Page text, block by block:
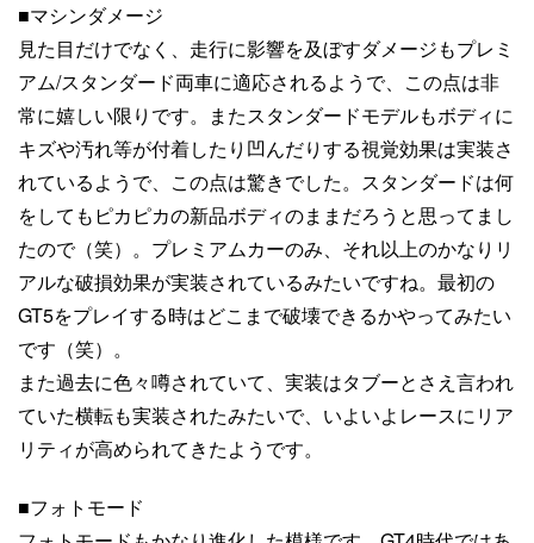
■マシンダメージ
見た目だけでなく、走行に影響を及ぼすダメージもプレミ
アム/スタンダード両車に適応されるようで、この点は非
常に嬉しい限りです。またスタンダードモデルもボディに
キズや汚れ等が付着したり凹んだりする視覚効果は実装さ
れているようで、この点は驚きでした。スタンダードは何
をしてもピカピカの新品ボディのままだろうと思ってまし
たので（笑）。プレミアムカーのみ、それ以上のかなりリ
アルな破損効果が実装されているみたいですね。最初の
GT5をプレイする時はどこまで破壊できるかやってみたい
です（笑）。
また過去に色々噂されていて、実装はタブーとさえ言われ
ていた横転も実装されたみたいで、いよいよレースにリア
リティが高められてきたようです。
■フォトモード